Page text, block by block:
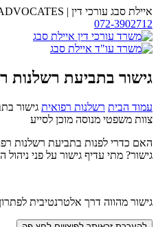
דלג
לתוכן
איילת סבג עורכי דין |
072-3902712
משרד
עו"ד
סבג
גישור בתביעת רשלנות
עמוד הבית רשלנות רפואית גישור
צוות משפטי מנוסה מוכן לסייע
האם כדרי לפנות בתביעת רשלנות
גישור? מתי עדיף גישור על פני
גישור מהווה דרך אלטרנטיבית